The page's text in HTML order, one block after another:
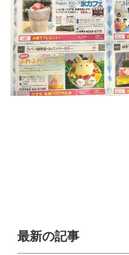
最新の記事